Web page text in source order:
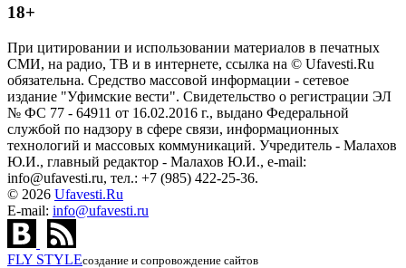
18+
При цитировании и использовании материалов в печатных
СМИ, на радио, ТВ и в интернете, ссылка на © Ufavesti.Ru
обязательна. Средство массовой информации - сетевое
издание "Уфимские вести". Свидетельство о регистрации ЭЛ
№ ФС 77 - 64911 от 16.02.2016 г., выдано Федеральной
службой по надзору в сфере связи, информационных
технологий и массовых коммуникаций. Учредитель - Малахов
Ю.И., главный редактор - Малахов Ю.И., e-mail:
info@ufavesti.ru, тел.: +7 (985) 422-25-36.
© 2026 Ufavesti.Ru
E-mail: info@ufavesti.ru
FLY STYLEсоздание и сопровождение сайтов